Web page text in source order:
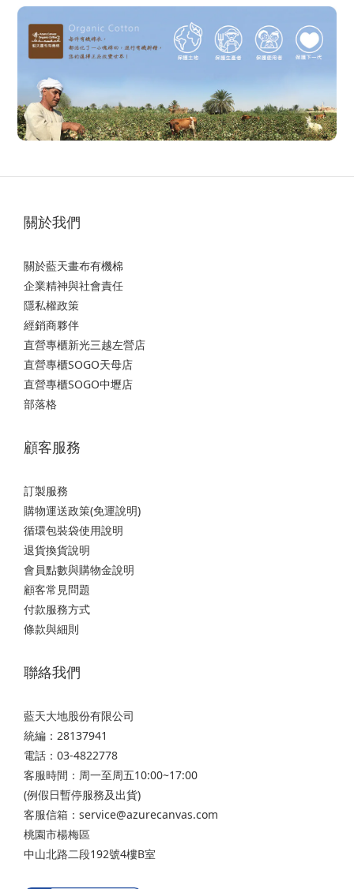
關於我們
關於藍天畫布有機棉
企業精神與社會責任
隱私權政策
經銷商夥伴
直營專櫃新光三越左營店
直營專櫃SOGO天母店
直營專櫃SOGO中壢店
部落格
顧客服務
訂製服務
購物運送政策(免運說明)
循環包裝袋使用說明
退貨換貨說明
會員點數與購物金說明
顧客常見問題
付款服務方式
條款與細則
聯絡我們
藍天大地股份有限公司
統編：28137941
電話：03-4822778
客服時間：周一至周五10:00~17:00
(例假日暫停服務及出貨)
客服信箱：service@azurecanvas.com
桃園市楊梅區
中山北路二段192號4樓B室